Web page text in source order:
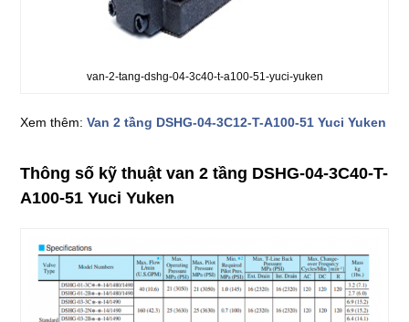
van-2-tang-dshg-04-3c40-t-a100-51-yuci-yuken
Xem thêm:Van 2 tầng DSHG-04-3C12-T-A100-51 Yuci Yuken
Thông số kỹ thuật van 2 tầng DSHG-04-3C40-T-
A100-51 Yuci Yuken